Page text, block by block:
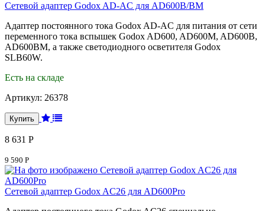
Сетевой адаптер Godox AD-AC для AD600B/BM
Адаптер постоянного тока Godox AD-AC для питания от сети
переменного тока вспышек Godox AD600, AD600M, AD600B,
AD600BM, а также светодиодного осветителя Godox
SLB60W.
Есть на складе
Артикул: 26378
8 631 Р
9 590 Р
Сетевой адаптер Godox AC26 для AD600Pro